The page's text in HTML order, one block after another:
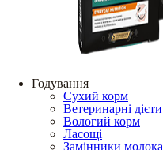
Годування
Сухий корм
Ветеринарні дієти
Вологий корм
Ласощі
Замінники молока